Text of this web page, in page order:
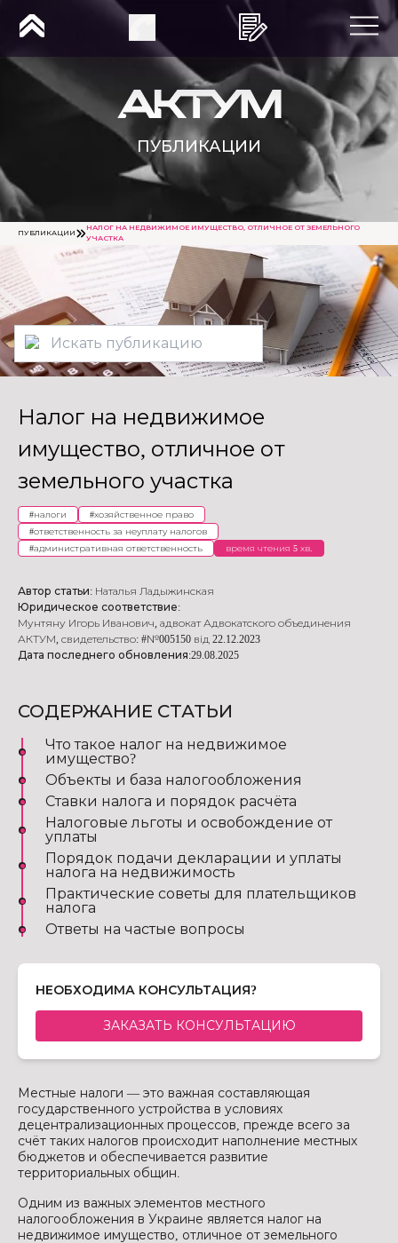
ПУБЛИКАЦИИ
ПУБЛИКАЦИИ
НАЛОГ НА НЕДВИЖИМОЕ ИМУЩЕСТВО, ОТЛИЧНОЕ ОТ ЗЕМЕЛЬНОГО
УЧАСТКА
Налог на недвижимое
имущество, отличное от
земельного участка
#налоги #хозяйственное право
#ответственность за неуплату налогов
#административная ответственность время чтения 5 хв.
Автор статьи: Наталья Ладыжинская
Юридическое соответствие:
Мунтяну Игорь Иванович, адвокат Адвокатского объединения
АКТУМ, свидетельство: #№005150 від 22.12.2023
Дата последнего обновления:29.08.2025
СОДЕРЖАНИЕ СТАТЬИ
Что такое налог на недвижимое
имущество?
Объекты и база налогообложения
Ставки налога и порядок расчёта
Налоговые льготы и освобождение от
уплаты
Порядок подачи декларации и уплаты
налога на недвижимость
Практические советы для плательщиков
налога
Ответы на частые вопросы
НЕОБХОДИМА КОНСУЛЬТАЦИЯ?
ЗАКАЗАТЬ КОНСУЛЬТАЦИЮ
Местные налоги — это важная составляющая
государственного устройства в условиях
децентрализационных процессов, прежде всего за
счёт таких налогов происходит наполнение местных
бюджетов и обеспечивается развитие
территориальных общин.
Одним из важных элементов местного
налогообложения в Украине является налог на
недвижимое имущество, отличное от земельного